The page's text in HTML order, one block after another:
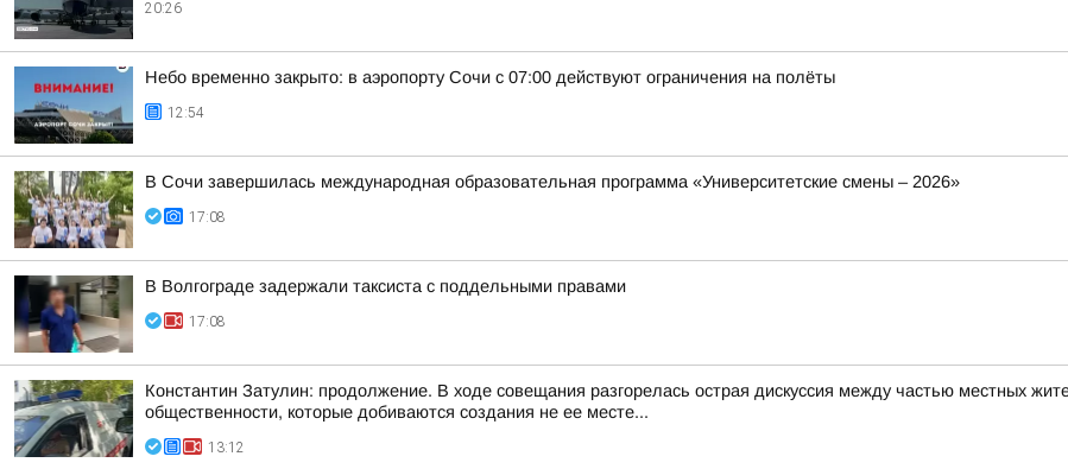
20:26
Небо временно закрыто: в аэропорту Сочи с 07:00 действуют ограничения на полёты
12:54
В Сочи завершилась международная образовательная программа «Университетские смены – 2026»
17:08
В Волгограде задержали таксиста с поддельными правами
17:08
Константин Затулин: продолжение. В ходе совещания разгорелась острая дискуссия между частью местных
общественности, которые добиваются создания не ее месте...
13:12